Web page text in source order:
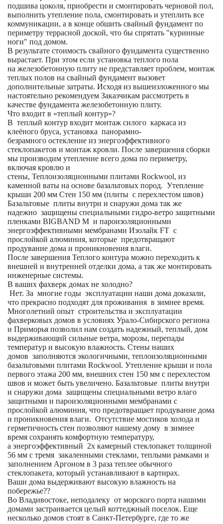
подшива цоколя, приобрести и смонтировать черновой пол,
выполнить утепление пола, смонтировать и утеплить все
коммуникации, а в конце обшить свайный фундамент по
периметру террасной доской, что бы спрятать "куринные
ноги" под домом.
В результате стоимость свайного фундамента существенно
вырастает. При этом если установка теплого пола
на железобетонную плиту не представляет проблем, монтаж
теплых полов на свайный фундамент вызовет
дополнительные затраты. Исходя из вышеизложенного мы
настоятельно рекомендуем Заказчикам рассмотреть в
качестве фундамента железобетонную плиту.
Что входит в «теплый контур»?
В теплый контур входит монтаж силого каркаса из
клеёного бруса, установка панорамно-
безрамного остекление из энергоэффективного
стеклопакетов и монтаж кровли. После завершения сборки
мы производим утепление всего дома по периметру,
включая кровлю и
стены, Теплоизоляционными плитами Rockwool, из
каменной ваты на основе базальтовых пород. Утепление
крыши 200 мм Стен 150 мм (плиты с перехлестом швов)
Базальтовые плиты внутри и снаружи дома так же
надежно защищены специальными гидро-ветро защитными
пленками BIGBAND M и пароизоляционными
энергоэффективными мембранами Изолайк FT с
прослойкой алюминия, которые предотвращают
продувание дома и проникновения влаги.
После завершения Теплого контура можно переходить к
внешней и внутренней отделки дома, а так же монтировать
инженерные системы.
В ваших фахверк домах не холодно?
Нет. За многие годы эксплуатации наши дома доказали,
что прекрасно подходят для проживания в зимнее время.
Многолетний опыт строительства и эксплуатации
фахверковых домов в условиях Урало-Сибирского региона
и Приморья позволил нам создать надежный, теплый, дом
выдерживающий сильные ветра, морозы, перепады
температур и высокую влажность. Стены наших
домов заполняются экологичными, теплоизоляционными
базальтовыми плитами Rockwool. Утепление крыши и пола
первого этажа 200 мм, внешних стен 150 мм с перехлестом
швов и может быть увеличено. Базальтовые плиты внутри
и снаружи дома защищены специальными ветро влаго
защитными и пароизоляционными мембранами с
прослойкой алюминия, что предотвращает продувание дома
и проникновения влаги. Отсутствие мостиков холода и
герметичность стен позволяют нашему дому в зимнее
время сохранять комфортную температуру,
а энергоэффективный 2х камерный стеклопакет толщиной
56 мм с тремя закаленными стеклами, теплыми рамками и
заполнением Аргоном в 3 раза теплее обычного
стеклопакета, который устанавливают в картирах.
Ваши дома выдерживают высокую влажность на
побережье??
Во Владивостоке, неподалеку от морского порта нашими
домами застраивается целый коттеджный поселок. Еще
несколько домов стоят в Санкт-Петербурге, где то же